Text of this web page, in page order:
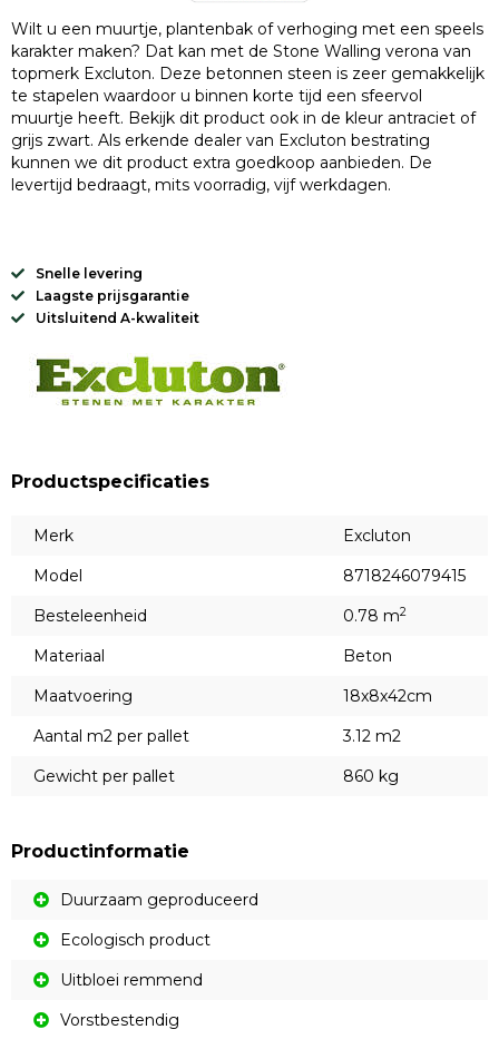
Wilt u een muurtje, plantenbak of verhoging met een speels
karakter maken? Dat kan met de Stone Walling verona van
topmerk Excluton. Deze betonnen steen is zeer gemakkelijk
te stapelen waardoor u binnen korte tijd een sfeervol
muurtje heeft. Bekijk dit product ook in de kleur antraciet of
grijs zwart. Als erkende dealer van Excluton bestrating
kunnen we dit product extra goedkoop aanbieden. De
levertijd bedraagt, mits voorradig, vijf werkdagen.
Snelle levering
Laagste prijsgarantie
Uitsluitend A-kwaliteit
Productspecificaties
Merk
Excluton
Model
8718246079415
Besteleenheid
0.78 m2
Materiaal
Beton
Maatvoering
18x8x42cm
Aantal m2 per pallet
3.12 m2
Gewicht per pallet
860 kg
Productinformatie
Duurzaam geproduceerd
Ecologisch product
Uitbloei remmend
Vorstbestendig